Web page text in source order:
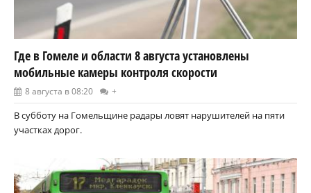
Где в Гомеле и области 8 августа установлены
мобильные камеры контроля скорости
8 августа в 08:20 +
В субботу на Гомельщине радары ловят нарушителей на пяти
участках дорог.